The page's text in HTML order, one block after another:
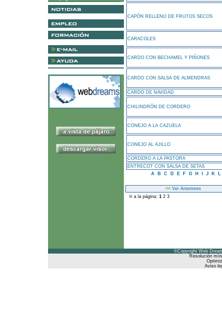
CAPÓN RELLENO DE FRUTOS SECOS
CARACOLES
CARDO CON BECHAMEL Y PIÑONES
CARDO CON SALSA DE ALMENDRAS
CARDO DE NAVIDAD
CHILINDRÓN DE CORDERO
CONEJO A LA CAZUELA
CONEJO AL AJILLO
CORDERO A LA PASTORA
ENTRECOT CON SALSA DE SETAS
A
B C D E F G H J K L
<<Ver Anteriores
Ir a la página: 1 2 3
©Copyright Web
Resolución
Aviso